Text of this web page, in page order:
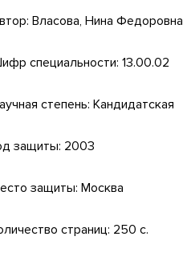
Власова, Нина Федоровна
специальности: 13.00.02
степень: Кандидатская
защиты: 2003
защиты: Москва
страниц: 250 с.